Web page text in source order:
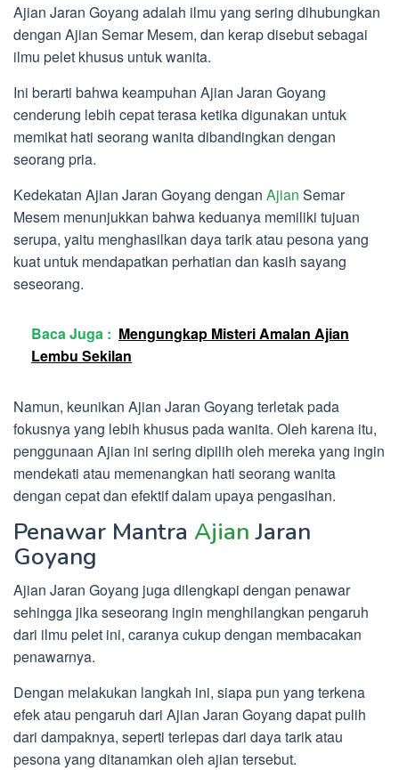
Ajian Jaran Goyang adalah ilmu yang sering dihubungkan
dengan Ajian Semar Mesem, dan kerap disebut sebagai
ilmu pelet khusus untuk wanita.
Ini berarti bahwa keampuhan Ajian Jaran Goyang
cenderung lebih cepat terasa ketika digunakan untuk
memikat hati seorang wanita dibandingkan dengan
seorang pria.
Kedekatan Ajian Jaran Goyang dengan Ajian Semar
Mesem menunjukkan bahwa keduanya memiliki tujuan
serupa, yaitu menghasilkan daya tarik atau pesona yang
kuat untuk mendapatkan perhatian dan kasih sayang
seseorang.
Baca Juga : Mengungkap Misteri Amalan Ajian
Lembu Sekilan
Namun, keunikan Ajian Jaran Goyang terletak pada
fokusnya yang lebih khusus pada wanita. Oleh karena itu,
penggunaan Ajian ini sering dipilih oleh mereka yang ingin
mendekati atau memenangkan hati seorang wanita
dengan cepat dan efektif dalam upaya pengasihan.
Penawar Mantra Ajian Jaran
Goyang
Ajian Jaran Goyang juga dilengkapi dengan penawar
sehingga jika seseorang ingin menghilangkan pengaruh
dari ilmu pelet ini, caranya cukup dengan membacakan
penawarnya.
Dengan melakukan langkah ini, siapa pun yang terkena
efek atau pengaruh dari Ajian Jaran Goyang dapat pulih
dari dampaknya, seperti terlepas dari daya tarik atau
pesona yang ditanamkan oleh ajian tersebut.